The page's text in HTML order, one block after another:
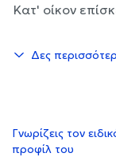
Κατ' οίκον
Δες
Γνωρίζεις τον
προφίλ του